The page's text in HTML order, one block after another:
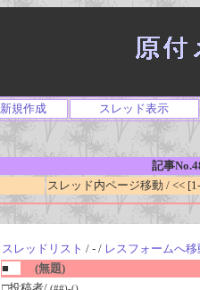
新規作成 スレッド表示
記事
スレッド内ページ移動 / <<
スレッドリスト / - / レスフォームへ移
■
(無題)